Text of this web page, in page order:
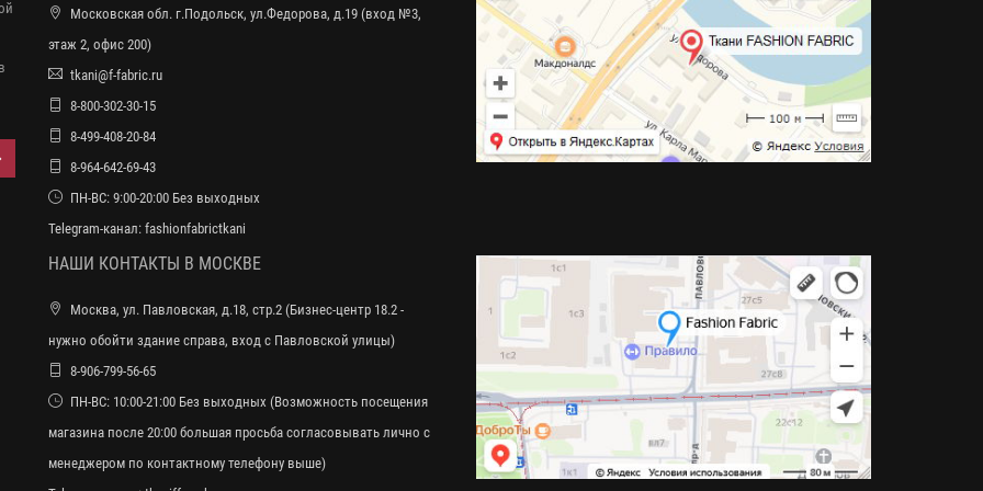
Московская обл. г.Подольск, ул.Федорова, д.19 (вход №3,
этаж 2, офис 200)
tkani@f-fabric.ru
8-800-302-30-15
8-499-408-20-84
8-964-642-69-43
ПН-ВС: 9:00-20:00 Без выходных
Telegram-канал: fashionfabrictkani
НАШИ КОНТАКТЫ В МОСКВЕ
Москва, ул. Павловская, д.18, стр.2 (Бизнес-центр 18.2 -
нужно обойти здание справа, вход с Павловской улицы)
8-906-799-56-65
ПН-ВС: 10:00-21:00 Без выходных (Возможность посещения
магазина после 20:00 большая просьба согласовывать лично с
менеджером по контактному телефону выше)